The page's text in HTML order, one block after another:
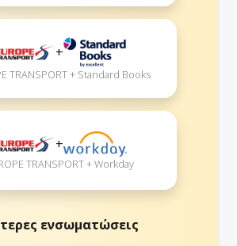
+
TRANSPORT + Standard Books
+
TRANSPORT + Workday
ενσωματώσεις